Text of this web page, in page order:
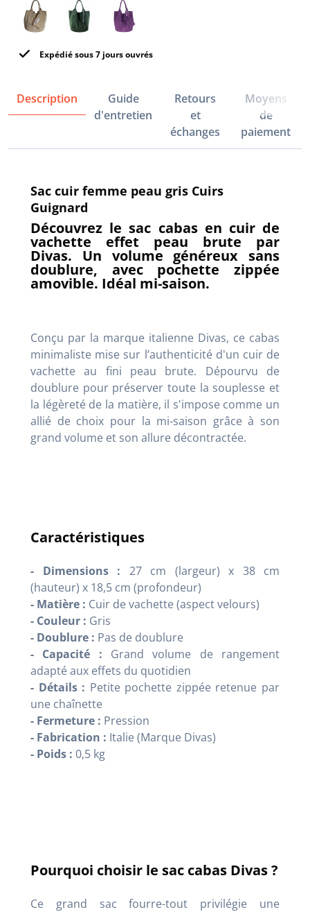
Expédié sous 7 jours ouvrés
Description
Guide
d'entretien
Retours
et
échanges
Moyens
de
paiement
Sac cuir femme peau gris Cuirs
Guignard
Découvrez le sac cabas en cuir de
vachette effet peau brute par
Divas. Un volume généreux sans
doublure, avec pochette zippée
amovible. Idéal mi-saison.
Conçu par la marque italienne Divas, ce cabas
minimaliste mise sur l’authenticité d'un cuir de
vachette au fini peau brute. Dépourvu de
doublure pour préserver toute la souplesse et
la légèreté de la matière, il s'impose comme un
allié de choix pour la mi-saison grâce à son
grand volume et son allure décontractée.
Caractéristiques
- Dimensions : 27 cm (largeur) x 38 cm
(hauteur) x 18,5 cm (profondeur)
- Matière : Cuir de vachette (aspect velours)
- Couleur : Gris
- Doublure : Pas de doublure
- Capacité : Grand volume de rangement
adapté aux effets du quotidien
- Détails : Petite pochette zippée retenue par
une chaînette
- Fermeture : Pression
- Fabrication : Italie (Marque Divas)
- Poids : 0,5 kg
Pourquoi choisir le sac cabas Divas ?
Ce grand sac fourre-tout privilégie une